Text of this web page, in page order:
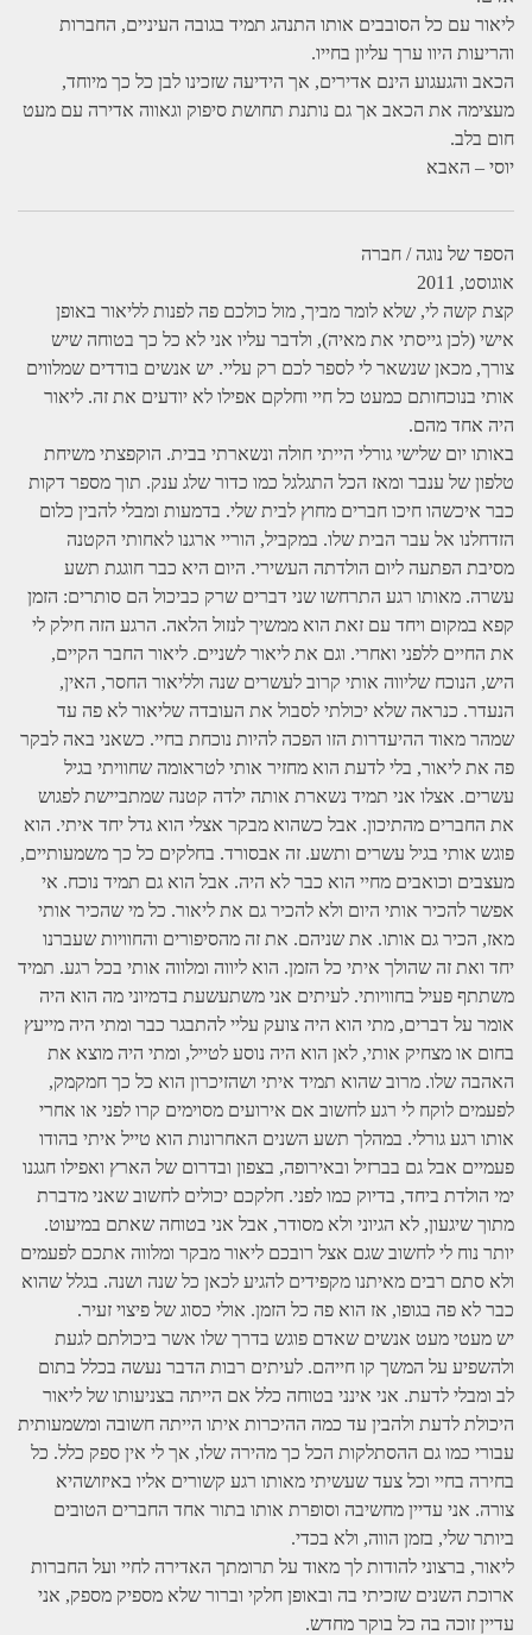
ליאור עם כל הסובבים אותו התנהג תמיד בגובה העיניים, החברות
והריעות היוו ערך עליון בחייו.
הכאב והגעגוע הינם אדירים, אך הידיעה שזכינו לבן כל כך מיוחד,
מעצימה את הכאב אך גם נותנת תחושת סיפוק וגאווה אדירה עם מעט
חום בלב.
יוסי – האבא
הספד של נוגה / חברה
אוגוסט, 2011
קצת קשה לי, שלא לומר מביך, מול כולכם פה לפנות לליאור באופן
אישי (לכן גייסתי את מאיה), ולדבר עליו אני לא כל כך בטוחה שיש
צורך, מכאן שנשאר לי לספר לכם רק עליי. יש אנשים בודדים שמלווים
אותי בנוכחותם כמעט כל חיי וחלקם אפילו לא יודעים את זה. ליאור
היה אחד מהם.
באותו יום שלישי גורלי הייתי חולה ונשארתי בבית. הוקפצתי משיחת
טלפון של ענבר ומאז הכל התגלגל כמו כדור שלג ענק. תוך מספר דקות
כבר איכשהו חיכו חברים מחוץ לבית שלי. בדמעות ומבלי להבין כלום
הזדחלנו אל עבר הבית שלו. במקביל, הוריי ארגנו לאחותי הקטנה
מסיבת הפתעה ליום הולדתה העשירי. היום היא כבר חוגגת תשע
עשרה. מאותו רגע התרחשו שני דברים שרק כביכול הם סותרים: הזמן
קפא במקום ויחד עם זאת הוא ממשיך לנזול הלאה. הרגע הזה חילק לי
את החיים ללפני ואחרי. וגם את ליאור לשניים. ליאור החבר הקיים,
היש, הנוכח שליווה אותי קרוב לעשרים שנה ולליאור החסר, האין,
הנעדר. כנראה שלא יכולתי לסבול את העובדה שליאור לא פה עד
שמהר מאוד ההיעדרות הזו הפכה להיות נוכחת בחיי. כשאני באה לבקר
פה את ליאור, בלי לדעת הוא מחזיר אותי לטראומה שחוויתי בגיל
עשרים. אצלו אני תמיד נשארת אותה ילדה קטנה שמתביישת לפגוש
את החברים מהתיכון. אבל כשהוא מבקר אצלי הוא גדל יחד איתי. הוא
פוגש אותי בגיל עשרים ותשע. זה אבסורד. בחלקים כל כך משמעותיים,
מעצבים וכואבים מחיי הוא כבר לא היה. אבל הוא גם תמיד נוכח. אי
אפשר להכיר אותי היום ולא להכיר גם את ליאור. כל מי שהכיר אותי
מאז, הכיר גם אותו. את שניהם. את זה מהסיפורים והחוויות שעברנו
יחד ואת זה שהולך איתי כל הזמן. הוא ליווה ומלווה אותי בכל רגע. תמיד
משתתף פעיל בחוויותי. לעיתים אני משתעשעת בדמיוני מה הוא היה
אומר על דברים, מתי הוא היה צועק עליי להתבגר כבר ומתי היה מייעץ
בחום או מצחיק אותי, לאן הוא היה נוסע לטייל, ומתי היה מוצא את
האהבה שלו. מרוב שהוא תמיד איתי ושהזיכרון הוא כל כך חמקמק,
לפעמים לוקח לי רגע לחשוב אם אירועים מסוימים קרו לפני או אחרי
אותו רגע גורלי. במהלך תשע השנים האחרונות הוא טייל איתי בהודו
פעמיים אבל גם בברזיל ובאירופה, בצפון ובדרום של הארץ ואפילו חגגנו
ימי הולדת ביחד, בדיוק כמו לפני. חלקכם יכולים לחשוב שאני מדברת
מתוך שיגעון, לא הגיוני ולא מסודר, אבל אני בטוחה שאתם במיעוט.
יותר נוח לי לחשוב שגם אצל רובכם ליאור מבקר ומלווה אתכם לפעמים
ולא סתם רבים מאיתנו מקפידים להגיע לכאן כל שנה ושנה. בגלל שהוא
כבר לא פה בגופו, אז הוא פה כל הזמן. אולי כסוג של פיצוי זעיר.
יש מעטי מעט אנשים שאדם פוגש בדרך שלו אשר ביכולתם לגעת
ולהשפיע על המשך קו חייהם. לעיתים רבות הדבר נעשה בכלל בתום
לב ומבלי לדעת. אני אינני בטוחה כלל אם הייתה בצניעותו של ליאור
היכולת לדעת ולהבין עד כמה ההיכרות איתו הייתה חשובה ומשמעותית
עבורי כמו גם ההסתלקות הכל כך מהירה שלו, אך לי אין ספק כלל. כל
בחירה בחיי וכל צעד שעשיתי מאותו רגע קשורים אליו באיזושהיא
צורה. אני עדיין מחשיבה וסופרת אותו בתור אחד החברים הטובים
ביותר שלי, בזמן הווה, ולא בכדי.
ליאור, ברצוני להודות לך מאוד על תרומתך האדירה לחיי ועל החברות
ארוכת השנים שזכיתי בה ובאופן חלקי וברור שלא מספיק מספק, אני
עדיין זוכה בה כל בוקר מחדש.